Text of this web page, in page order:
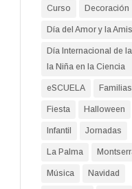
Curso Decoración
Día del Amor y la
Día Internacional de
la Niña en la Ciencia
eSCUELA Familias
Fiesta Halloween
Infantil Jornadas
La Palma
Música Navidad